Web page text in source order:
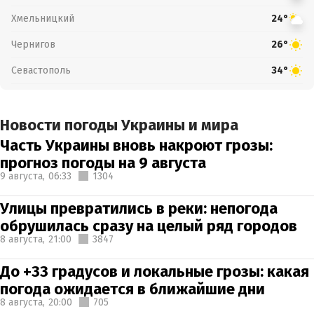
Хмельницкий 24°
Чернигов 26°
Севастополь 34°
Новости погоды Украины и мира
Часть Украины вновь накроют грозы:
прогноз погоды на 9 августа
9 августа, 06:33 1304
Улицы превратились в реки: непогода
обрушилась сразу на целый ряд городов
8 августа, 21:00 3847
До +33 градусов и локальные грозы: какая
погода ожидается в ближайшие дни
8 августа, 20:00 705